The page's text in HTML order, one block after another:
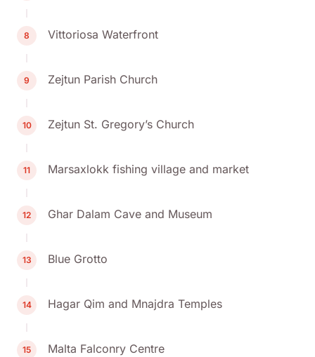
8 Vittoriosa Waterfront
9 Zejtun Parish Church
10 Zejtun St. Gregory’s Church
11 Marsaxlokk fishing village and market
12 Ghar Dalam Cave and Museum
13 Blue Grotto
14 Hagar Qim and Mnajdra Temples
15 Malta Falconry Centre